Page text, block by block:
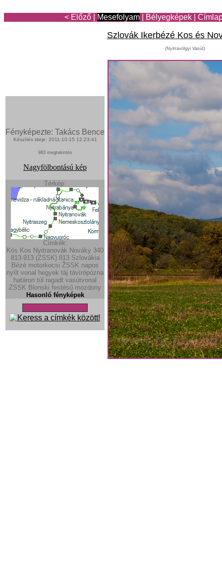
< Előző Mesefolyam Bélyegképek
Szlovák Ikerbézé Kos és
(Nyitravölgyi Vasút)
Fényképezte: Takács Bence
Készítés ideje: 2011:10:15 12:23:41
983 megtekintés
Nagyfölbontású kép
Térkép:
Címkék:
Kós Kos Nyitranovák Nováky 340
813-913 (ZSSK) 813 Szlovákia
Bézé motorkocsi ŽSSK napos
nyílt vonal hegyek táj távírópózna
határon túl ragadt vasútvonal
ZSSK Blonski festésű mozdony
Hasonló fényképek